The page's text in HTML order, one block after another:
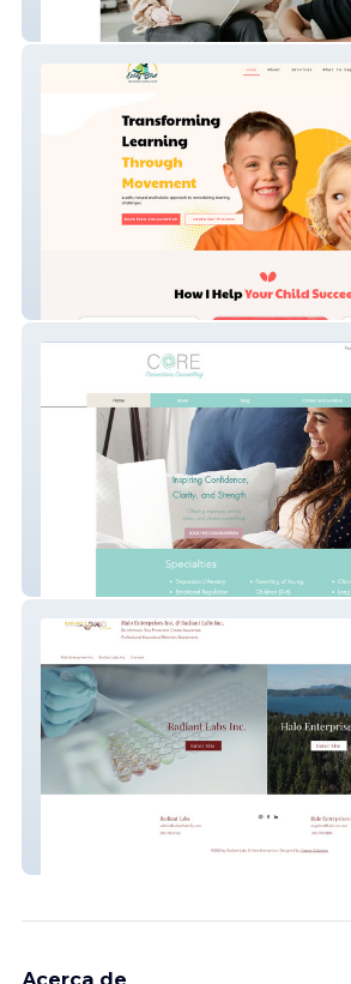
WW Design
Early Bird Learnin 1
Core Connections Counselling
Acerca de